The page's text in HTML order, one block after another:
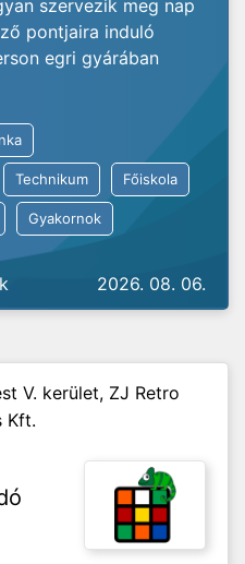
szervezik meg nap
pontjaira induló
egri gyárában
Technikum Főiskola
Gyakornok
2026. 08. 06.
V. kerület, ZJ Retro
Kft.